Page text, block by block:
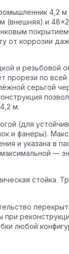
4,2 м
(внешняя) и
от коррозии
и резьбовой
прорези по
серьгой
м.
(для
и фанеры).
и указана в
—
стойка.
любой